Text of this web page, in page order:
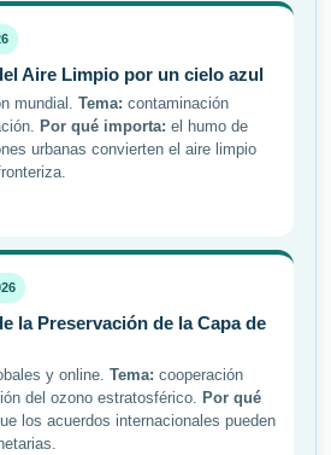
Aire Limpio por un cielo azul
mundial. Tema: contaminación
Por qué importa: el humo de
urbanas convierten el aire limpio
la Preservación de la Capa de
y online. Tema: cooperación
del ozono estratosférico. Por qué
los acuerdos internacionales pueden